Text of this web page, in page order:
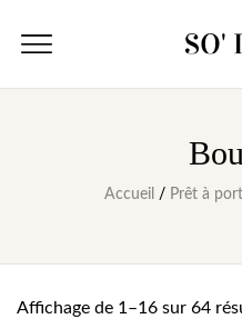
Accueil / Prêt à
Affichage de 1–16 sur 64